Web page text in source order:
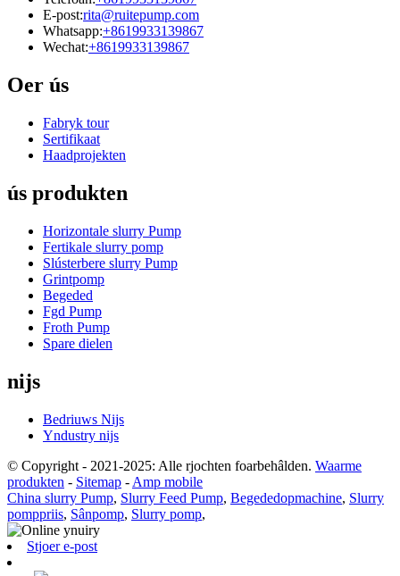
E-post:rita@ruitepump.com
Whatsapp:+8619933139867
Wechat:+8619933139867
Oer ús
Fabryk tour
Sertifikaat
Haadprojekten
ús produkten
Horizontale slurry Pump
Fertikale slurry pomp
Slústerbere slurry Pump
Grintpomp
Begeded
Fgd Pump
Froth Pump
Spare dielen
nijs
Bedriuws Nijs
Yndustry nijs
© Copyright - 2021-2025: Alle rjochten foarbehâlden. Waarme
produkten - Sitemap - Amp mobile
China slurry Pump, Slurry Feed Pump, Begededopmachine, Slurry
pomppriis, Sânpomp, Slurry pomp,
Stjoer e-post